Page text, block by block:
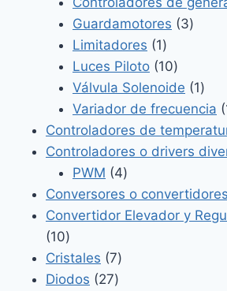
Guardamotores 33
Limitadores 11
producto
Luces Piloto 1010
Válvula Solenoide 11
Variador de frecuencia
Controladores de
Controladores o drivers
PWM 44
productos
Conversores o convertidores
Convertidor Elevador y
1010
productos
Cristales 77
productos
Diodos 2727